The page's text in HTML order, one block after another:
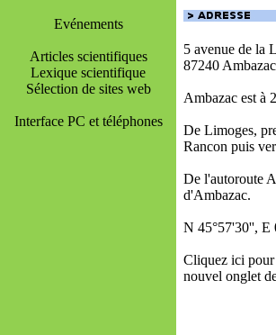
5 avenue de la
87240 Ambazac
Ambazac est à
De Limoges,
Rancon puis
De l'autoroute
d'Ambazac.
N 45°57'30'', E
Cliquez ici
nouvel onglet
Evénements
Articles scientifiques
Lexique scientifique
Sélection de sites web
Interface PC et téléphones